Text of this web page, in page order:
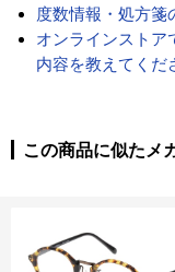
度数情報・処方箋
オンラインストア
内容を教えてくだ
この商品に似たメ